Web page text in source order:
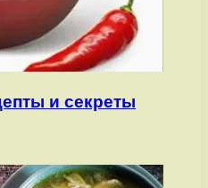
и секреты